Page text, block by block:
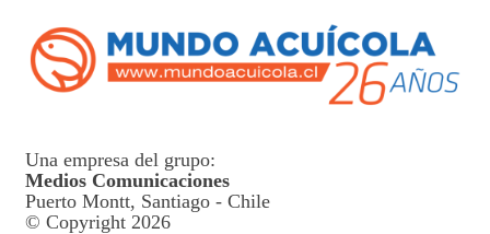
Una empresa del grupo:
Medios Comunicaciones
Puerto Montt, Santiago - Chile
© Copyright 2026